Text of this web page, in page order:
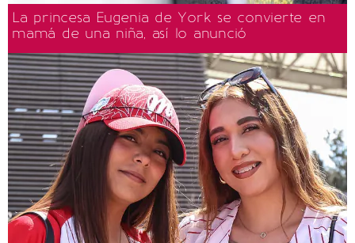
La princesa Eugenia de York se convierte en
mamá de una niña, así lo anunció